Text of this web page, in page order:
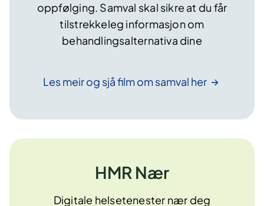
oppfølging. Samval skal sikre at du får
tilstrekkeleg informasjon om
behandlingsalternativa dine
Les meir og sjå film om samval her
HMR Nær
Digitale helsetenester nær deg